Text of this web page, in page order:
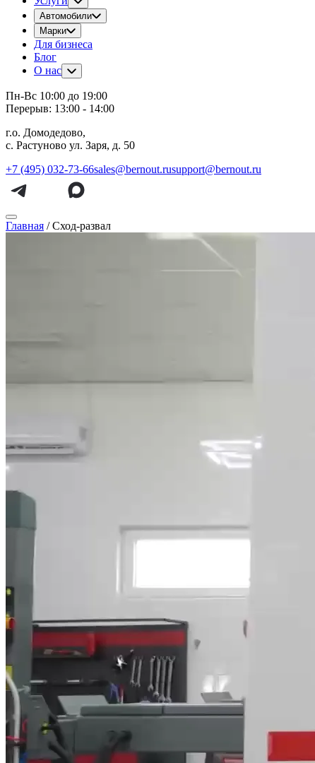
Автомобили
Марки
Для бизнеса
Блог
О нас
Пн-Вс 10:00 до 19:00
Перерыв: 13:00 - 14:00
г.о. Домодедово,
с. Растуново ул. Заря, д. 50
+7 (495) 032-73-66sales@bernout.rusupport@bernout.ru
Главная /Сход-развал